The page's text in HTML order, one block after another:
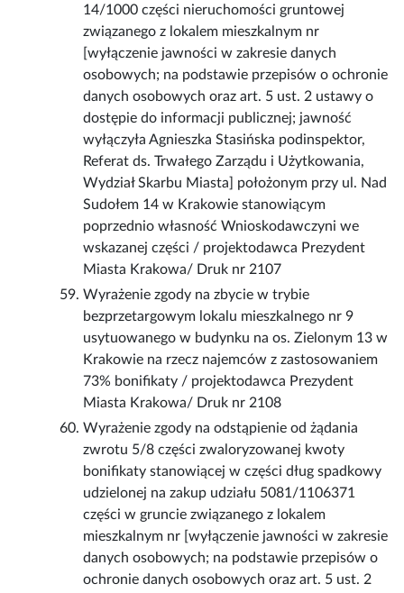
14/1000 części nieruchomości gruntowej
związanego z lokalem mieszkalnym nr
[wyłączenie jawności w zakresie danych
osobowych; na podstawie przepisów o ochronie
danych osobowych oraz art. 5 ust. 2 ustawy o
dostępie do informacji publicznej; jawność
wyłączyła Agnieszka Stasińska podinspektor,
Referat ds. Trwałego Zarządu i Użytkowania,
Wydział Skarbu Miasta] położonym przy ul. Nad
Sudołem 14 w Krakowie stanowiącym
poprzednio własność Wnioskodawczyni we
wskazanej części / projektodawca Prezydent
Miasta Krakowa/ Druk nr 2107
Wyrażenie zgody na zbycie w trybie
bezprzetargowym lokalu mieszkalnego nr 9
usytuowanego w budynku na os. Zielonym 13 w
Krakowie na rzecz najemców z zastosowaniem
73% bonifikaty / projektodawca Prezydent
Miasta Krakowa/ Druk nr 2108
Wyrażenie zgody na odstąpienie od żądania
zwrotu 5/8 części zwaloryzowanej kwoty
bonifikaty stanowiącej w części dług spadkowy
udzielonej na zakup udziału 5081/1106371
części w gruncie związanego z lokalem
mieszkalnym nr [wyłączenie jawności w zakresie
danych osobowych; na podstawie przepisów o
ochronie danych osobowych oraz art. 5 ust. 2